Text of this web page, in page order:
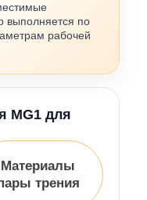
выполняется по
рабочей
MG1 для
Материалы
трения